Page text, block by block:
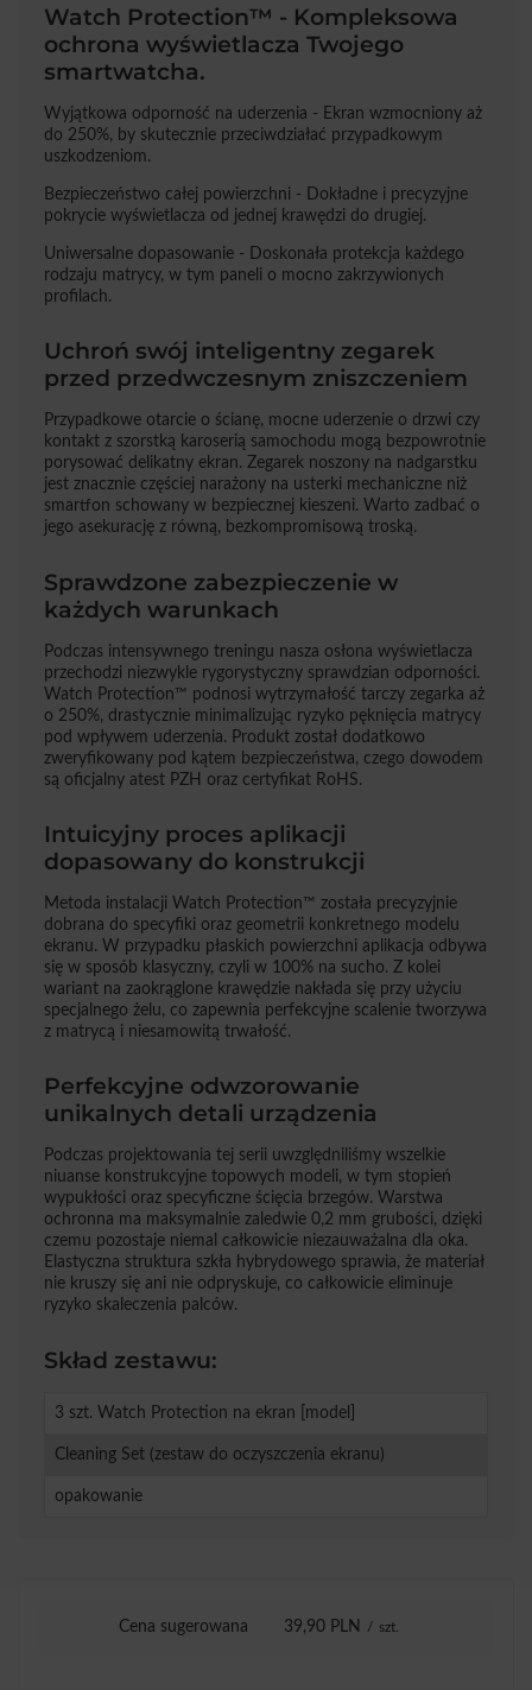
Watch Protection™ - Kompleksowa
ochrona wyświetlacza Twojego
smartwatcha.
Wyjątkowa odporność na uderzenia - Ekran wzmocniony aż
do 250%, by skutecznie przeciwdziałać przypadkowym
uszkodzeniom.
Bezpieczeństwo całej powierzchni - Dokładne i precyzyjne
pokrycie wyświetlacza od jednej krawędzi do drugiej.
Uniwersalne dopasowanie - Doskonała protekcja każdego
rodzaju matrycy, w tym paneli o mocno zakrzywionych
profilach.
Uchroń swój inteligentny zegarek
przed przedwczesnym zniszczeniem
Przypadkowe otarcie o ścianę, mocne uderzenie o drzwi czy
kontakt z szorstką karoserią samochodu mogą bezpowrotnie
porysować delikatny ekran. Zegarek noszony na nadgarstku
jest znacznie częściej narażony na usterki mechaniczne niż
smartfon schowany w bezpiecznej kieszeni. Warto zadbać o
jego asekurację z równą, bezkompromisową troską.
Sprawdzone zabezpieczenie w
każdych warunkach
Podczas intensywnego treningu nasza osłona wyświetlacza
przechodzi niezwykle rygorystyczny sprawdzian odporności.
Watch Protection™ podnosi wytrzymałość tarczy zegarka aż
o 250%, drastycznie minimalizując ryzyko pęknięcia matrycy
pod wpływem uderzenia. Produkt został dodatkowo
zweryfikowany pod kątem bezpieczeństwa, czego dowodem
są oficjalny atest PZH oraz certyfikat RoHS.
Intuicyjny proces aplikacji
dopasowany do konstrukcji
Metoda instalacji Watch Protection™ została precyzyjnie
dobrana do specyfiki oraz geometrii konkretnego modelu
ekranu. W przypadku płaskich powierzchni aplikacja odbywa
się w sposób klasyczny, czyli w 100% na sucho. Z kolei
wariant na zaokrąglone krawędzie nakłada się przy użyciu
specjalnego żelu, co zapewnia perfekcyjne scalenie tworzywa
z matrycą i niesamowitą trwałość.
Perfekcyjne odwzorowanie
unikalnych detali urządzenia
Podczas projektowania tej serii uwzględniliśmy wszelkie
niuanse konstrukcyjne topowych modeli, w tym stopień
wypukłości oraz specyficzne ścięcia brzegów. Warstwa
ochronna ma maksymalnie zaledwie 0,2 mm grubości, dzięki
czemu pozostaje niemal całkowicie niezauważalna dla oka.
Elastyczna struktura szkła hybrydowego sprawia, że materiał
nie kruszy się ani nie odpryskuje, co całkowicie eliminuje
ryzyko skaleczenia palców.
Skład zestawu:
3 szt. Watch Protection na ekran [model]
Cleaning Set (zestaw do oczyszczenia ekranu)
opakowanie
Cena sugerowana 39,90 PLN / szt.